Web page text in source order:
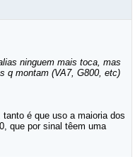
ninguem mais toca, mas
q montam (VA7, G800, etc)
é que uso a maioria dos
que por sinal têem uma